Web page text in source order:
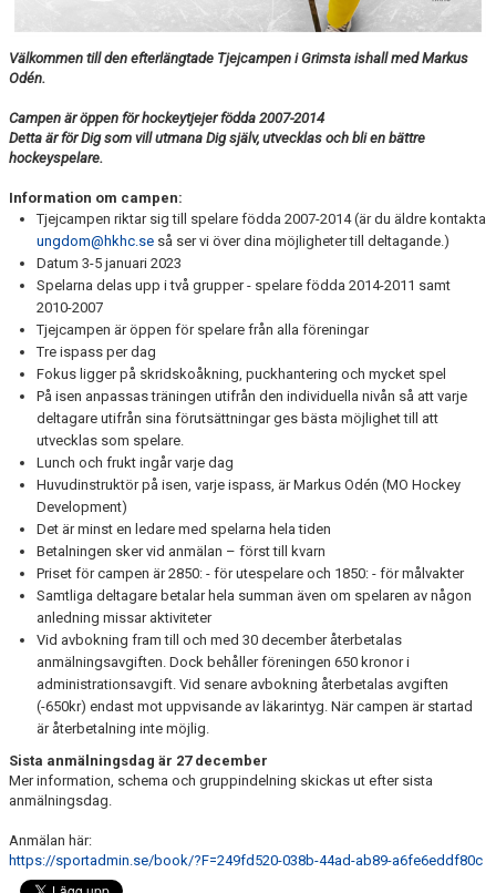
Välkommen till den efterlängtade Tjejcampen i Grimsta ishall med Markus
Odén.
Campen är öppen för hockeytjejer födda 2007-2014
Detta är för Dig som vill utmana Dig själv, utvecklas och bli en bättre
hockeyspelare.
Information om campen:
Tjejcampen riktar sig till spelare födda 2007-2014 (är du äldre kontakta
ungdom@hkhc.se så ser vi över dina möjligheter till deltagande.)
Datum 3-5 januari 2023
Spelarna delas upp i två grupper - spelare födda 2014-2011 samt
2010-2007
Tjejcampen är öppen för spelare från alla föreningar
Tre ispass per dag
Fokus ligger på skridskoåkning, puckhantering och mycket spel
På isen anpassas träningen utifrån den individuella nivån så att varje
deltagare utifrån sina förutsättningar ges bästa möjlighet till att
utvecklas som spelare.
Lunch och frukt ingår varje dag
Huvudinstruktör på isen, varje ispass, är Markus Odén (MO Hockey
Development)
Det är minst en ledare med spelarna hela tiden
Betalningen sker vid anmälan – först till kvarn
Priset för campen är 2850: - för utespelare och 1850: - för målvakter
Samtliga deltagare betalar hela summan även om spelaren av någon
anledning missar aktiviteter
Vid avbokning fram till och med 30 december återbetalas
anmälningsavgiften. Dock behåller föreningen 650 kronor i
administrationsavgift. Vid senare avbokning återbetalas avgiften
(-650kr) endast mot uppvisande av läkarintyg. När campen är startad
är återbetalning inte möjlig.
Sista anmälningsdag är 27 december
Mer information, schema och gruppindelning skickas ut efter sista
anmälningsdag.
Anmälan här:
https://sportadmin.se/book/?F=249fd520-038b-44ad-ab89-a6fe6eddf80c